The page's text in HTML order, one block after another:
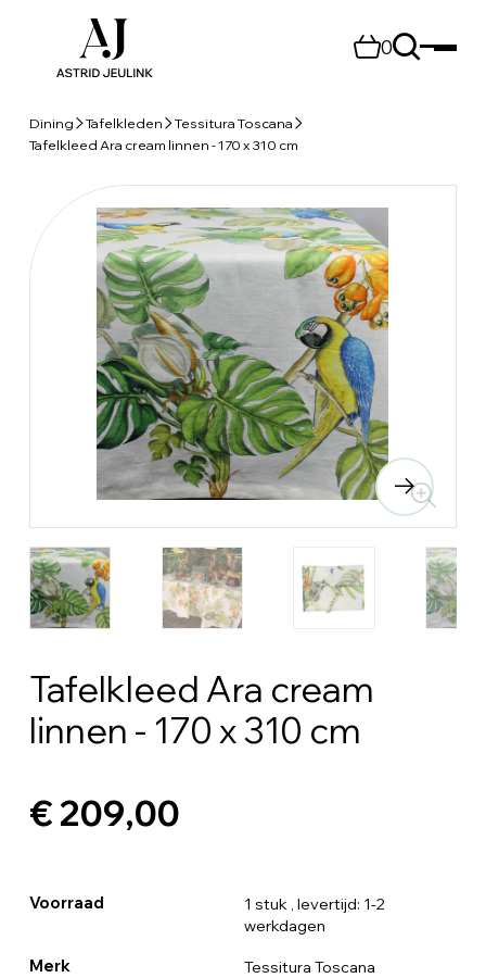
0
Dining Tafelkleden
Tessitura Toscana
Tafelkleed Ara cream linnen - 170 x 310 cm
Tafelkleed Ara cream
linnen - 170 x 310 cm
€ 209,00
Voorraad 1 stuk , levertijd: 1-2
werkdagen
Merk Tessitura Toscana